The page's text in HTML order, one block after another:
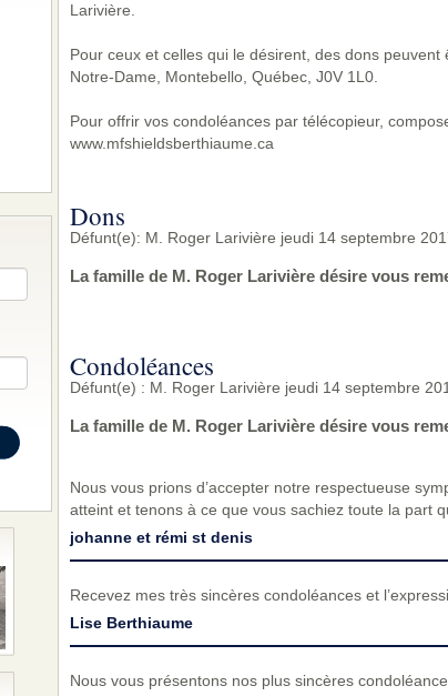
Larivière.
Pour ceux et celles qui le désirent, des dons
Notre-Dame, Montebello, Québec, J0V 1L0.
Pour offrir vos condoléances par télécopieur,
www.mfshieldsberthiaume.ca
Dons
Défunt(e): M. Roger Larivière jeudi 14 septembre
La famille de M. Roger Larivière désire vous
Condoléances
Défunt(e) : M. Roger Larivière jeudi 14 septembre
La famille de M. Roger Larivière désire vous
Nous vous prions d’accepter notre respectueuse
atteint et tenons à ce que vous sachiez toute la part
johanne et rémi st denis
Recevez mes très sincères condoléances et
Lise Berthiaume
Nous vous présentons nos plus sincères